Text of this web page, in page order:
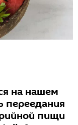
на нашем
переедания
пищи